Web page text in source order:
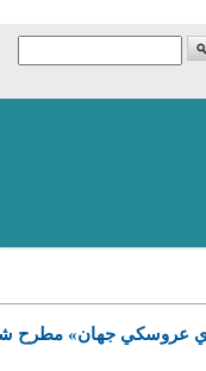
عروسكي جهان» مطرح شد